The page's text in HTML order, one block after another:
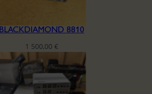
BLACKDIAMOND 8810
1 500,00 €